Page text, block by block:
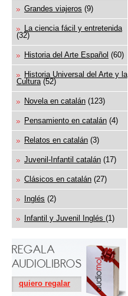
Grandes viajeros (9)
La ciencia fácil y entretenida
(32)
Historia del Arte Español (60)
Historia Universal del Arte y la
Cultura(52)
Novela en catalán (123)
Pensamiento en catalán (4)
Relatos en catalán (3)
Juvenil-Infantil catalán (17)
Clásicos en catalán (27)
Inglés (2)
Infantil y Juvenil Inglés (1)
quiero regalar